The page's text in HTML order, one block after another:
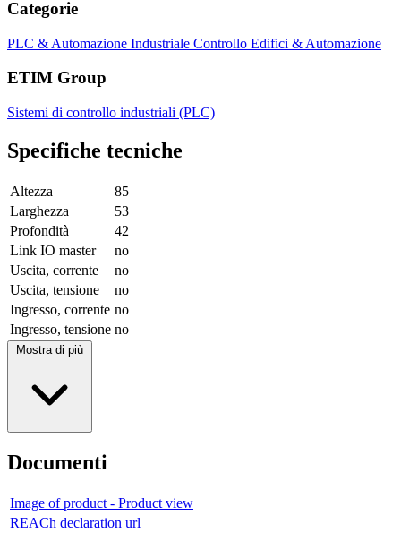
Categorie
PLC & Automazione Industriale Controllo Edifici & Automazione
ETIM Group
Sistemi di controllo industriali (PLC)
Specifiche tecniche
Altezza
85
Larghezza
53
Profondità
42
Link IO master
no
Uscita, corrente
no
Uscita, tensione
no
Ingresso, corrente no
Ingresso, tensione no
Mostra di più
Documenti
Image of product - Product view
REACh declaration url